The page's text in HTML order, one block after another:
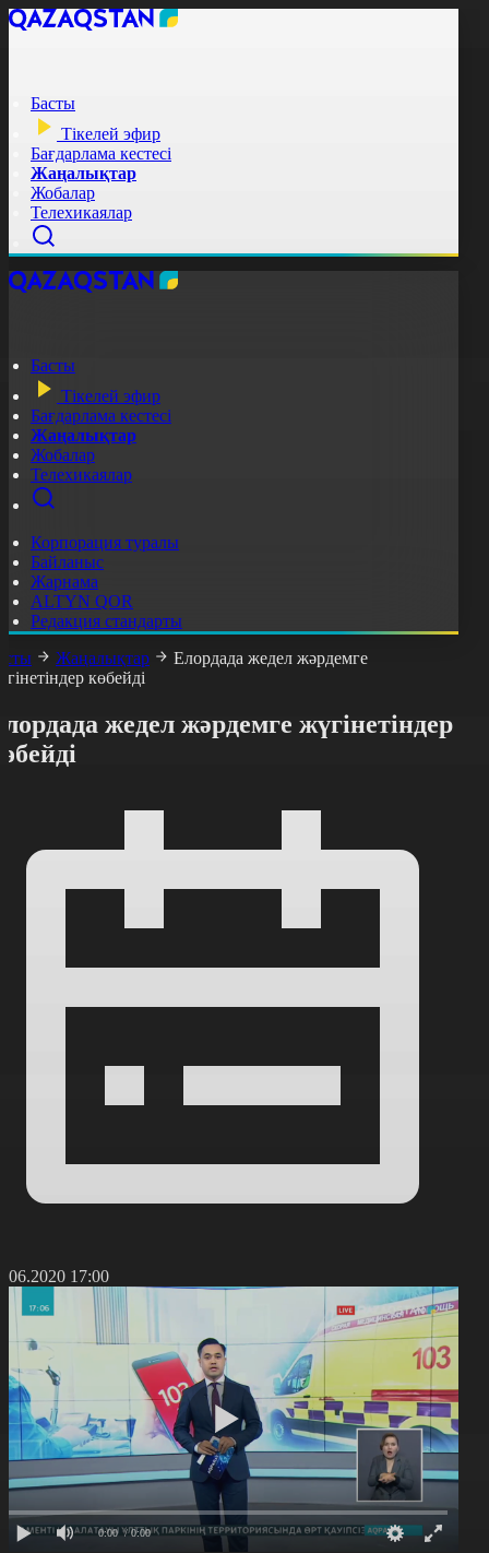
Басты
Тікелей эфир
Бағдарлама кестесі
Жаңалықтар
Жобалар
Телехикаялар
Басты
Тікелей эфир
Бағдарлама кестесі
Жаңалықтар
Жобалар
Телехикаялар
Корпорация туралы
Байланыс
Жарнама
ALTYN QOR
Редакция стандарты
Жаңалықтар
Елордада жедел жәрдемге
көбейді
жедел жәрдемге жүгінетіндер
17:00
0:00 / 0:00